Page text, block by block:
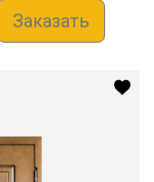
Заказать